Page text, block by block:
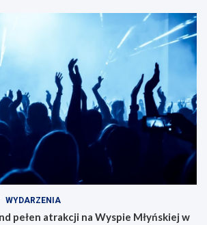
WYDARZENIA
pełen atrakcji na Wyspie Młyńskiej w